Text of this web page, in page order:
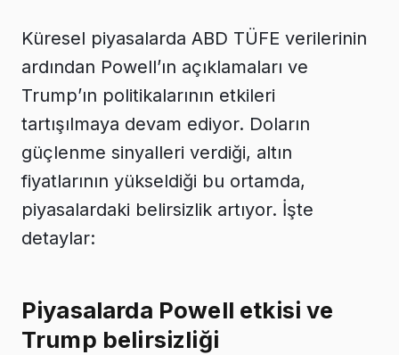
Küresel piyasalarda ABD TÜFE verilerinin
ardından Powell’ın açıklamaları ve
Trump’ın politikalarının etkileri
tartışılmaya devam ediyor. Doların
güçlenme sinyalleri verdiği, altın
fiyatlarının yükseldiği bu ortamda,
piyasalardaki belirsizlik artıyor. İşte
detaylar:
Piyasalarda Powell etkisi ve
Trump belirsizliği